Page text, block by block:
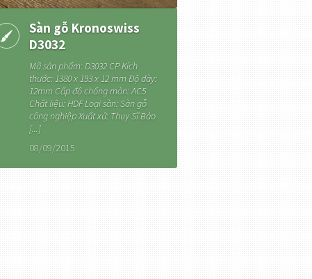
Sàn gỗ Kronoswiss
D3032
Mã sản phẩm: D3032 CP Kích
thước: 1380 x 193 x 12 mm Độ dày:
12mm Cấp độ chống mòn: AC5
Chất liệu: HDF Loại sàn: Sàn gỗ
công nghiệp Xuất xứ: Thụy Sĩ Bảo
[...]
08/09/2015